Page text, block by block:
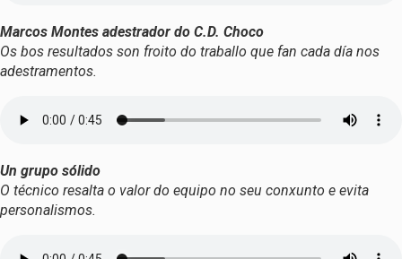
Marcos Montes adestrador do C.D. Choco
Os bos resultados son froito do traballo que fan cada día nos
adestramentos.
Un grupo sólido
O técnico resalta o valor do equipo no seu conxunto e evita
personalismos.